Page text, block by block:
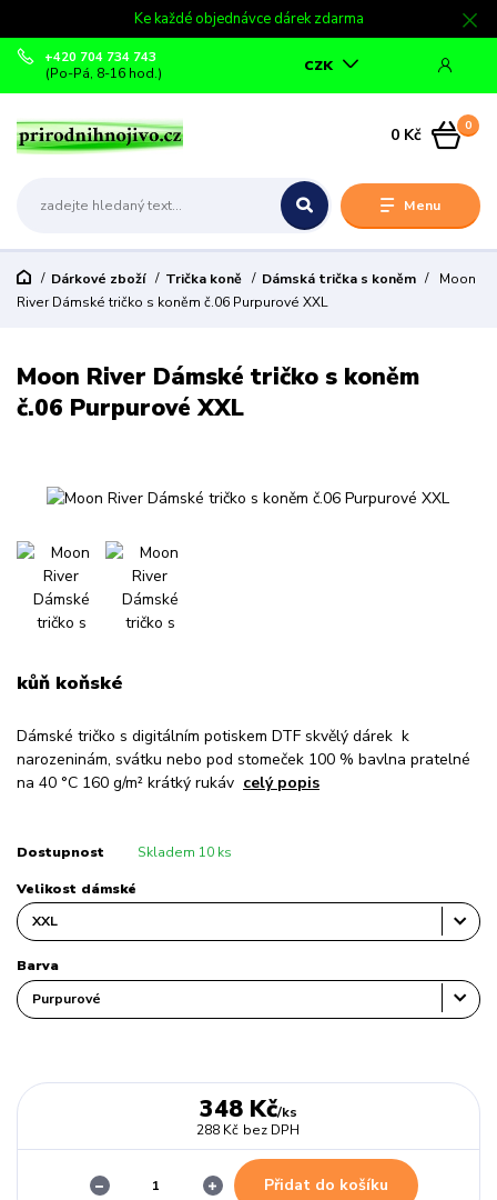
Ke každé objednávce dárek zdarma
Menu
CZK
+420 704 734 743
(Po-Pá, 8-16 hod.)
0
0 Kč
Dárkové zboží Trička koně Dámská trička s koněm
Moon
River Dámské tričko s koněm č.06 Purpurové XXL
Moon River Dámské tričko s koněm
č.06 Purpurové XXL
kůň koňské
Dámské tričko s digitálním potiskem DTF skvělý dárek k
narozeninám, svátku nebo pod stomeček 100 % bavlna pratelné
na 40 °C 160 g/m² krátký rukáv celý popis
Dostupnost Skladem 10 ks
Velikost dámské
Barva
348 Kč/ks
288 Kč bez DPH
Přidat do košíku